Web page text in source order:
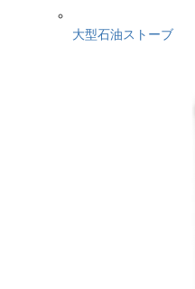
大型石油ストーブ